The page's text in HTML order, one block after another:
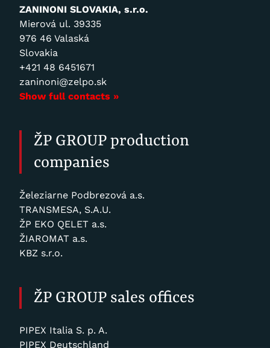
ZANINONI SLOVAKIA, s.r.o.
Mierová ul. 39335
976 46 Valaská
Slovakia
+421 48 6451671
zaninoni@zelpo.sk
Show full contacts »
ŽP GROUP production
companies
Železiarne Podbrezová a.s.
TRANSMESA, S.A.U.
ŽP EKO QELET a.s.
ŽIAROMAT a.s.
KBZ s.r.o.
ŽP GROUP sales offices
PIPEX Italia S. p. A.
PIPEX Deutschland